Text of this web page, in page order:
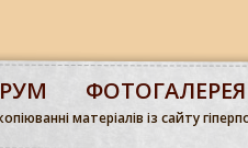
ФОТОГАЛЕРЕЯ
матеріалів із сайту